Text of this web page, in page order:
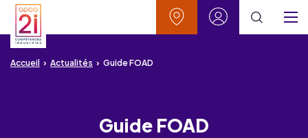
Aller au contenu
Aller à la recherche
Aller au menu
Aller au pied de page
Accueil Actualités Guide FOAD
Guide FOAD